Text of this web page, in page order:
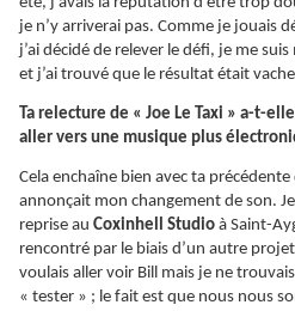
je n’y arriverai pas. Comme je jouais
j’ai décidé de relever le défi, je me
et j’ai trouvé que le résultat était
Ta relecture de « Joe Le Taxi » a-t-
aller vers une musique plus
Cela enchaîne bien avec ta
annonçait mon changement de son.
reprise au Coxinhell Studio à Saint-
rencontré par le biais d’un autre
voulais aller voir Bill mais je ne
« tester » ; le fait est que nous nous